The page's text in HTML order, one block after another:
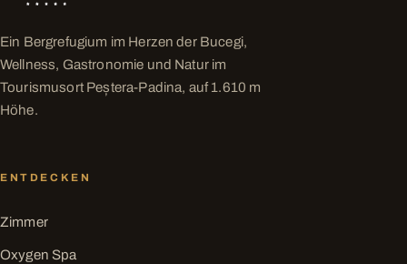
Ein Bergrefugium im Herzen der Bucegi,
Wellness, Gastronomie und Natur im
Tourismusort Peștera-Padina, auf 1.610 m
Höhe.
ENTDECKEN
Zimmer
Oxygen Spa